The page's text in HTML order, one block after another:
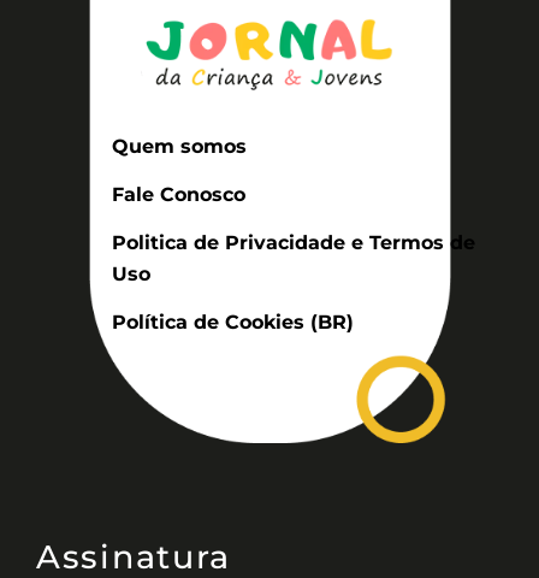
Quem somos
Fale Conosco
Politica de Privacidade e Termos de
Uso
Política de Cookies (BR)
Assinatura